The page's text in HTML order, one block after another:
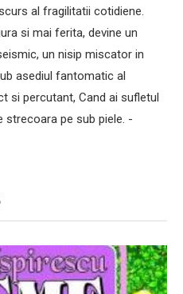
al fragilitatii cotidiene.
si mai ferita, devine un
un nisip miscator in
asediul fantomatic al
si percutant, Cand ai sufletul
strecoara pe sub piele. -